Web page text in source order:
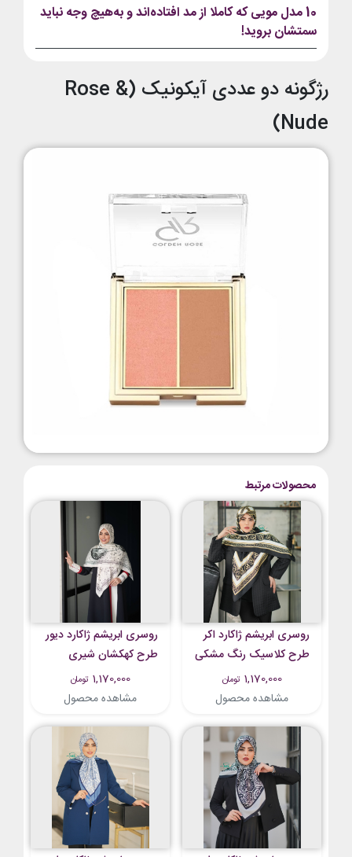
10 مدل مویی که کاملا از مد افتاده‌اند و به‌هیچ وجه نباید
سمتشان بروید!
رژگونه دو عددی آیکونیک (Rose &
Nude)
محصولات مرتبط
روسری ابریشم ژاکارد اکر
طرح کلاسیک رنگ مشکی
1,170,000 تومان
مشاهده محصول
روسری ابریشم ژاکارد دیور
طرح کهکشان شیری
1,170,000 تومان
مشاهده محصول